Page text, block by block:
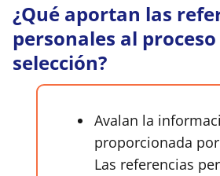
¿Qué aportan las
personales al
selección?
Avalan la
proporcionada
Las referencias